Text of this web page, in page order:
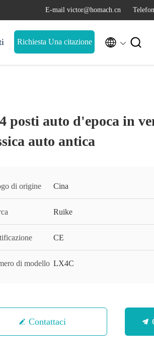
E-mail victor@homach.cn
Richiesta Una citazione  
posti auto d'epoca in
auto antica
di origine Cina
Ruike
CE
di modello LX4C
Contattaci